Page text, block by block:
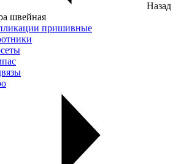
Назад
швейная
пришивные